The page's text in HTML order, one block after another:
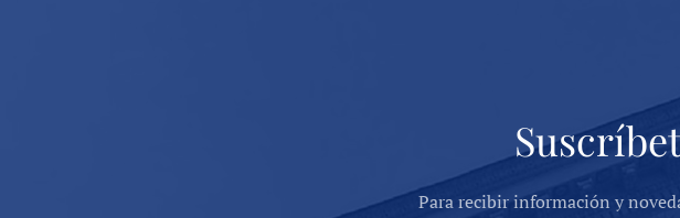
Para recibir información y